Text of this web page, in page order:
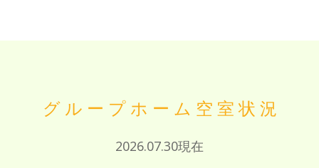
グループホーム空室状況
2026.07.30現在